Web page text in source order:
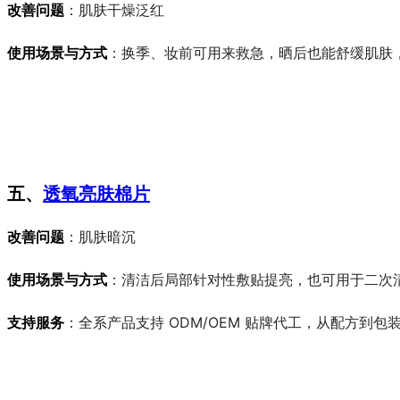
改善问题 ：肌肤干燥泛红
使用场景与方式 ：换季、妆前可用来救急，晒后也能舒缓肌
五、 透氧亮肤棉片
改善问题 ：肌肤暗沉
使用场景与方式 ：清洁后局部针对性敷贴提亮，也可用于二
支持服务 ：全系产品支持 ODM/OEM 贴牌代工，从配方到